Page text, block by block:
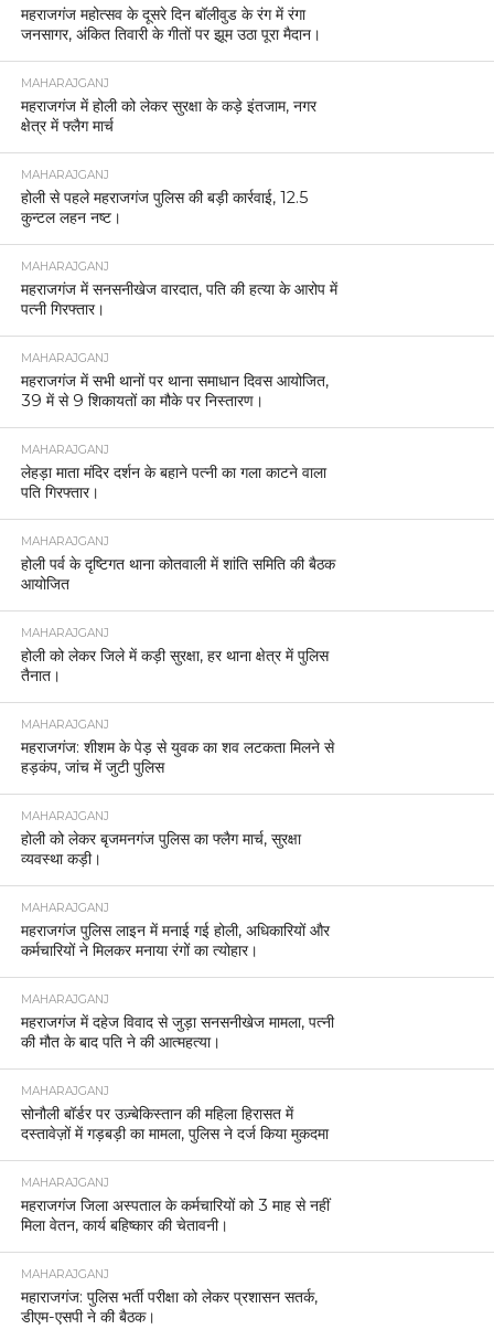
महराजगंज महोत्सव के दूसरे दिन बॉलीवुड के रंग में रंगा
जनसागर, अंकित तिवारी के गीतों पर झूम उठा पूरा मैदान।
MAHARAJGANJ
महराजगंज में होली को लेकर सुरक्षा के कड़े इंतजाम, नगर
क्षेत्र में फ्लैग मार्च
MAHARAJGANJ
होली से पहले महराजगंज पुलिस की बड़ी कार्रवाई, 12.5
कुन्टल लहन नष्ट।
MAHARAJGANJ
महराजगंज में सनसनीखेज वारदात, पति की हत्या के आरोप में
पत्नी गिरफ्तार।
MAHARAJGANJ
महराजगंज में सभी थानों पर थाना समाधान दिवस आयोजित,
39 में से 9 शिकायतों का मौके पर निस्तारण।
MAHARAJGANJ
लेहड़ा माता मंदिर दर्शन के बहाने पत्नी का गला काटने वाला
पति गिरफ्तार।
MAHARAJGANJ
होली पर्व के दृष्टिगत थाना कोतवाली में शांति समिति की बैठक
आयोजित
MAHARAJGANJ
होली को लेकर जिले में कड़ी सुरक्षा, हर थाना क्षेत्र में पुलिस
तैनात।
MAHARAJGANJ
महराजगंज: शीशम के पेड़ से युवक का शव लटकता मिलने से
हड़कंप, जांच में जुटी पुलिस
MAHARAJGANJ
होली को लेकर बृजमनगंज पुलिस का फ्लैग मार्च, सुरक्षा
व्यवस्था कड़ी।
MAHARAJGANJ
महराजगंज पुलिस लाइन में मनाई गई होली, अधिकारियों और
कर्मचारियों ने मिलकर मनाया रंगों का त्योहार।
MAHARAJGANJ
महराजगंज में दहेज विवाद से जुड़ा सनसनीखेज मामला, पत्नी
की मौत के बाद पति ने की आत्महत्या।
MAHARAJGANJ
सोनौली बॉर्डर पर उज़्बेकिस्तान की महिला हिरासत में
दस्तावेज़ों में गड़बड़ी का मामला, पुलिस ने दर्ज किया मुकदमा
MAHARAJGANJ
महराजगंज जिला अस्पताल के कर्मचारियों को 3 माह से नहीं
मिला वेतन, कार्य बहिष्कार की चेतावनी।
MAHARAJGANJ
महाराजगंज: पुलिस भर्ती परीक्षा को लेकर प्रशासन सतर्क,
डीएम-एसपी ने की बैठक।